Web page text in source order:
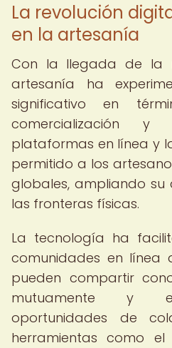
La revolución
en la artesanía
Con la llegada de la
artesanía ha
significativo en
comercialización y
plataformas en línea y
permitido a los
globales, ampliando
las fronteras físicas.
La tecnología ha
comunidades en línea
pueden compartir
mutuamente y
oportunidades de
herramientas como